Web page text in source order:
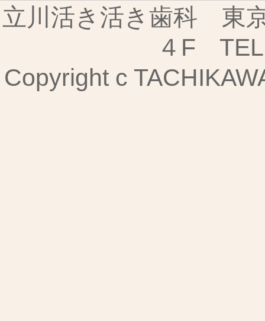
立川活き活き歯科 東
４F
Copyright c